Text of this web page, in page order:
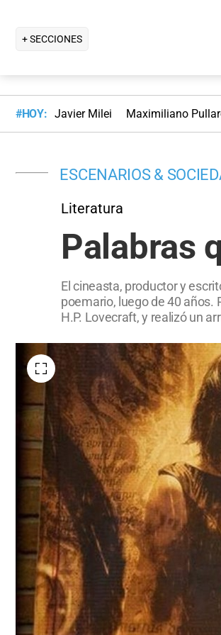
+ SECCIONES
#HOY: Javier Milei Maximiliano
ESCENARIOS &
Literatura
Palabras
El cineasta, productor y
poemario, luego de 40 años.
H.P. Lovecraft, y realizó un